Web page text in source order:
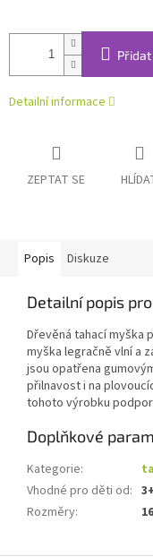
Detailní informace
ZEPTAT SE
Popis Diskuze
Detailní popis
Dřevěná tahací myška
myška legračně vlní a
jsou opatřena
přilnavost i na
tohoto výrobku
Doplňkové
Kategorie:
Vhodné pro děti od: 3+
Rozměry: